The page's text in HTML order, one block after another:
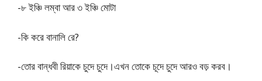
-৮ ইঞ্চি লম্বা আর ৩ ইঞ্চি মোটা
-কি করে বানালি রে?
-তোর বান্ধবী রিয়াকে চুদে চুদে।এখন তোকে চূদে চুদে আরও বড় করব।